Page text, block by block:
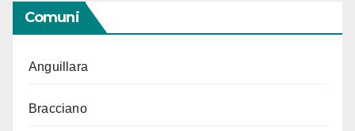
Comuni
Anguillara
Bracciano